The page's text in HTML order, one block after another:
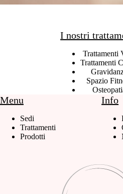
I nostri
Trattamenti
Trattamenti
Spazio
Menu
Sedi
Trattamenti
Prodotti
Info